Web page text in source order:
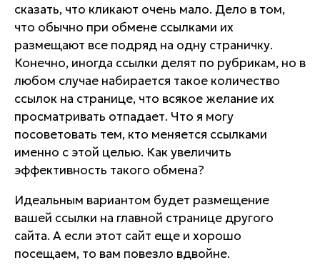
сказать, что кликают очень мало. Дело в том,
что обычно при обмене ссылками их
размещают все подряд на одну страничку.
Конечно, иногда ссылки делят по рубрикам, но в
любом случае набирается такое количество
ссылок на странице, что всякое желание их
просматривать отпадает. Что я могу
посоветовать тем, кто меняется ссылками
именно с этой целью. Как увеличить
эффективность такого обмена?
Идеальным вариантом будет размещение
вашей ссылки на главной странице другого
сайта. А если этот сайт еще и хорошо
посещаем, то вам повезло вдвойне.